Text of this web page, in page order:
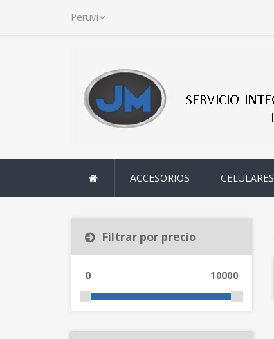
ACCESORIOS CELULARES
Filtrar por precio
0 10000